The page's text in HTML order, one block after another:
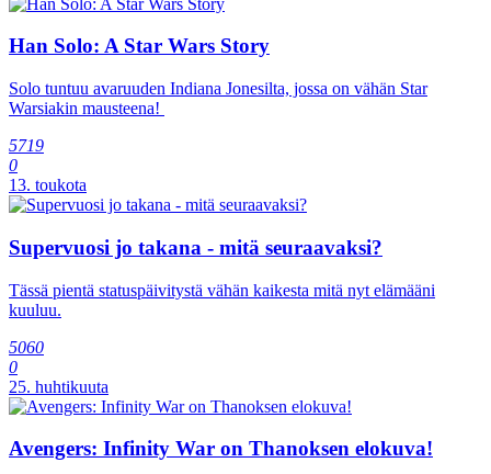
Han Solo: A Star Wars Story
Solo tuntuu avaruuden Indiana Jonesilta, jossa on vähän Star
Warsiakin mausteena!
5719
0
13. toukota
Supervuosi jo takana - mitä seuraavaksi?
Tässä pientä statuspäivitystä vähän kaikesta mitä nyt elämääni
kuuluu.
5060
0
25. huhtikuuta
Avengers: Infinity War on Thanoksen elokuva!